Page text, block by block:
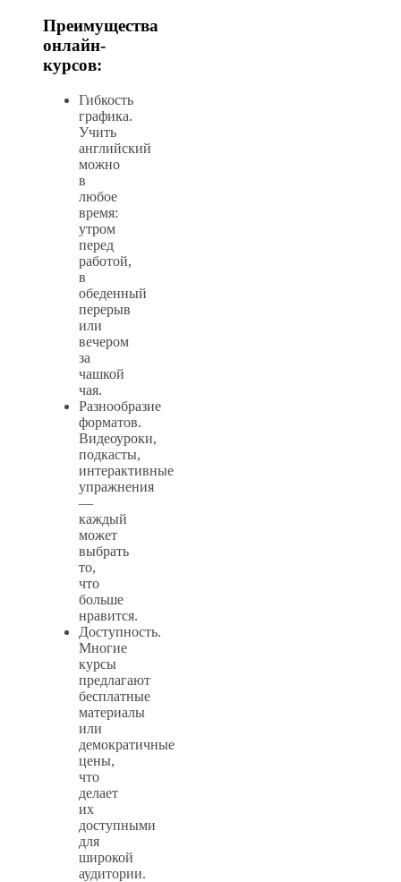
Преимущества
онлайн-
курсов:
Гибкость
графика.
Учить
английский
можно
в
любое
время:
утром
перед
работой,
в
обеденный
перерыв
или
вечером
за
чашкой
чая.
Разнообразие
форматов.
Видеоуроки,
подкасты,
интерактивные
упражнения
—
каждый
может
выбрать
то,
что
больше
нравится.
Доступность.
Многие
курсы
предлагают
бесплатные
материалы
или
демократичные
цены,
что
делает
их
доступными
для
широкой
аудитории.